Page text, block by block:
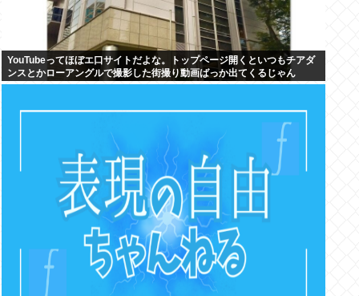
YouTubeってほぼエ口サイトだよな。トップページ開くといつもチアダ
ンスとかローアングルで撮影した街撮り動画ばっか出てくるじゃん